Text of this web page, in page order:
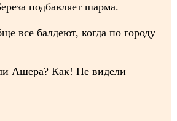
подбавляет шарма.
все балдеют, когда по городу
Ашера? Как! Не видели